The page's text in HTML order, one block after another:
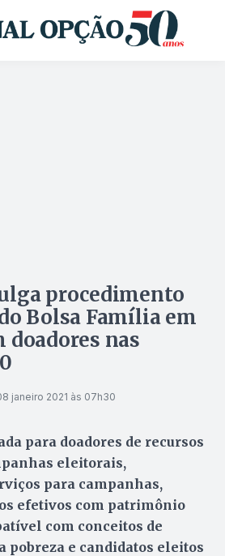
procedimento
Bolsa Família em
nas
janeiro 2021 às 07h30
para doadores de recursos
eleitorais,
para campanhas,
efetivos com patrimônio
com conceitos de
pobreza e candidatos eleitos